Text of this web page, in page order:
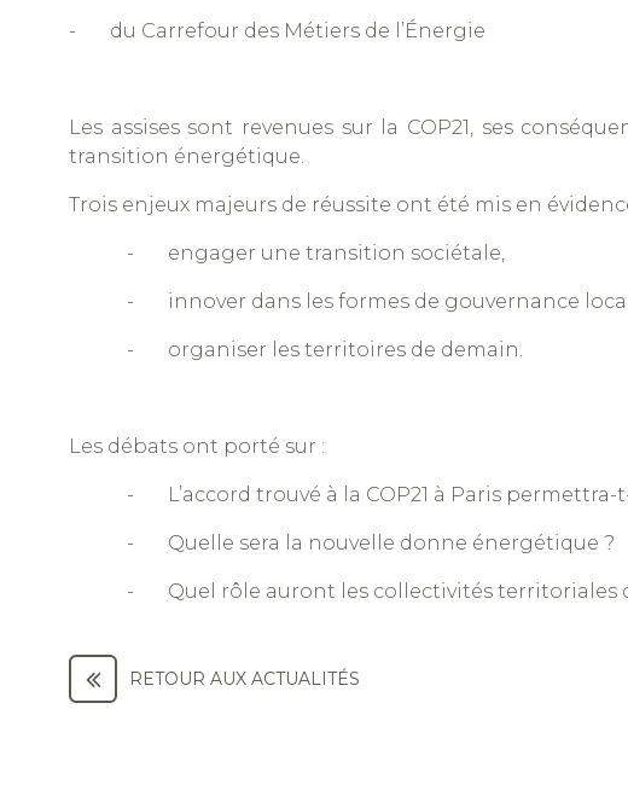
- du Carrefour des Métiers de l’Énergie
Les assises sont revenues sur la COP21, ses
transition énergétique.
Trois enjeux majeurs de réussite ont été mis en
- engager une transition sociétale,
- innover dans les formes de gouvernance
- organiser les territoires de demain.
Les débats ont porté sur :
- L’accord trouvé à la COP21 à Paris
- Quelle sera la nouvelle donne énergétique ?
- Quel rôle auront les collectivités territoriales
RETOUR AUX ACTUALITÉS